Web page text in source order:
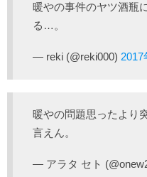
暖やの事件のヤツ酒瓶
る…。
— reki (@reki000) 2017
暖やの問題思ったより
言えん。
— アラタ セト